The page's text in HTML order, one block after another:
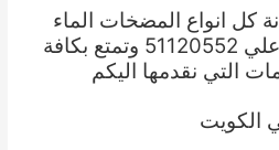
كل انواع المضخات الماء
المنزلية فاتصل الان علي 51120552 وتمتع بكافة
التي نقدمها اليكم
الكويت